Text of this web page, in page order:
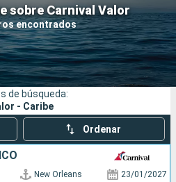
sobre Carnival Valor
encontrados
Compañías
Buscar
de búsqueda:
- Caribe
Ordenar
New Orleans 23/01/2027